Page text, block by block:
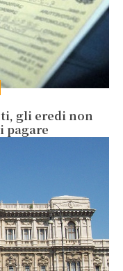
gli eredi non
pagare